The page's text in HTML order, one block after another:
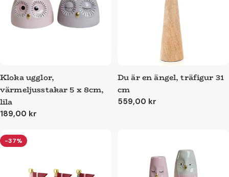
Kloka ugglor,
värmeljusstakar 5 x 8cm,
lila
Ordinarie
189,00 kr
Du är en ängel, träfigur 31
cm
Ordinarie
559,00 kr
-37%